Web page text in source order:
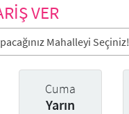
VER
Mahalleyi Seçiniz!
Cuma
Yarın